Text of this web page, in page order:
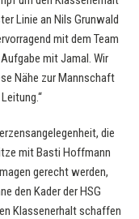
Linie an Nils Grunwald
mit dem Team
mit Jamal. Wir
Nähe zur Mannschaft
die
mit Basti Hoffmann
gerecht werden,
den Kader der HSG
Klassenerhalt schaffen